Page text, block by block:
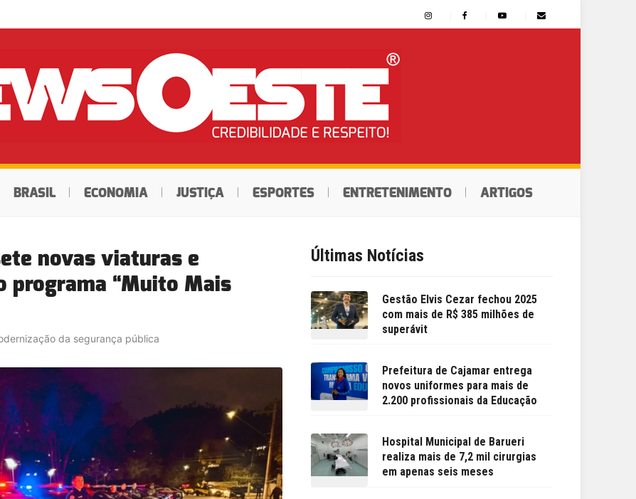
BRASIL ECONOMIA JUSTIÇA ESPORTES ENTRETENIMENTO ARTIGOS
novas viaturas e
“Muito Mais
da segurança pública
Últimas Notícias
Gestão Elvis Cezar fechou 2025
com mais de R$ 385 milhões de
superávit
Prefeitura de Cajamar entrega
novos uniformes para mais de
2.200 profissionais da Educação
Hospital Municipal de Barueri
realiza mais de 7,2 mil cirurgias
em apenas seis meses